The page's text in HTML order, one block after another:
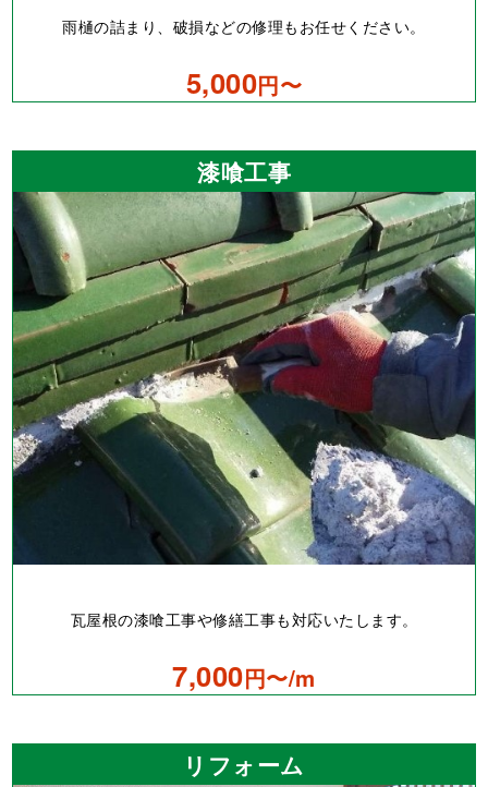
雨樋の詰まり、破損などの修理もお任せください。
5,000円〜
漆喰工事
瓦屋根の漆喰工事や修繕工事も対応いたします。
7,000円〜/m
リフォーム